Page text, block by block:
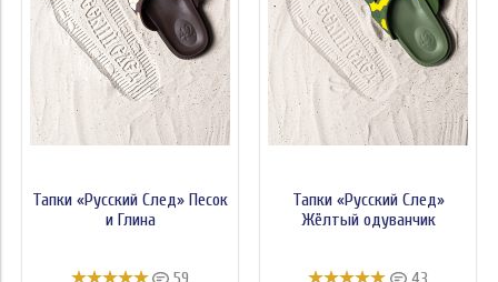
Категория товара Авито
Вид товара Авито
Состояние
Тапки «Русский След» Песок
и Глина
Тапки «Русский След»
Жёлтый одуванчик